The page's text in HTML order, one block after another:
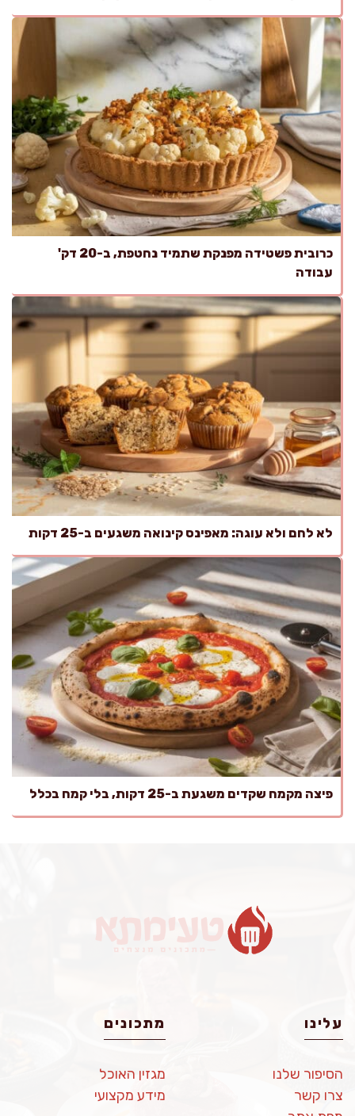
כרובית פשטידה מפנקת שתמיד נחטפת, ב-20 דק'
עבודה
לא לחם ולא עוגה: מאפינס קינואה משגעים ב-25 דקות
פיצה מקמח שקדים משגעת ב-25 דקות, בלי קמח בכלל
עלינו
הסיפור שלנו
צרו קשר
מתכונים
מגזין האוכל
מידע מקצועי